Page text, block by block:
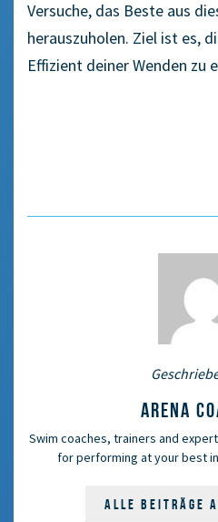
Versuche, das Beste aus
herauszuholen. Ziel ist es,
Effizient deiner Wenden zu
ARENA
Swim coaches, trainers and
for performing at your best
ALLE BEITRÄGE